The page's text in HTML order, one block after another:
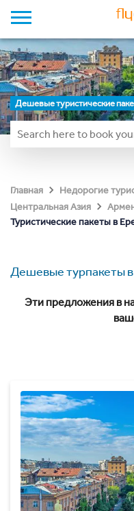
Дешевые туристические
Главная
Недорогие
Центральная Азия
Туристические пакеты в
Дешевые турпакеты в
Эти предложения в